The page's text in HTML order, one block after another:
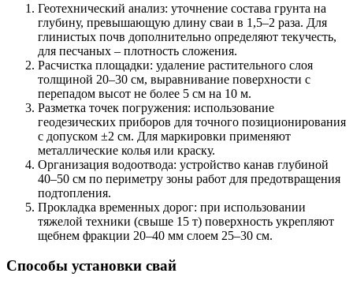
Геотехнический анализ: уточнение состава грунта на
глубину, превышающую длину сваи в 1,5–2 раза. Для
глинистых почв дополнительно определяют текучесть,
для песчаных – плотность сложения.
Расчистка площадки: удаление растительного слоя
толщиной 20–30 см, выравнивание поверхности с
перепадом высот не более 5 см на 10 м.
Разметка точек погружения: использование
геодезических приборов для точного позиционирования
с допуском ±2 см. Для маркировки применяют
металлические колья или краску.
Организация водоотвода: устройство канав глубиной
40–50 см по периметру зоны работ для предотвращения
подтопления.
Прокладка временных дорог: при использовании
тяжелой техники (свыше 15 т) поверхность укрепляют
щебнем фракции 20–40 мм слоем 25–30 см.
Способы установки свай